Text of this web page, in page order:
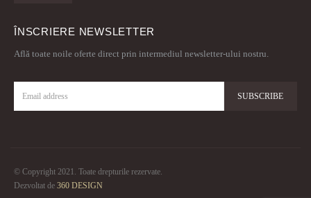
ÎNSCRIERE NEWSLETTER
Află toate noile oferte direct prin intermediul newsletter-ului nostru.
© Copyright 2021. Toate drepturile rezervate.
Dezvoltat de 360 DESIGN